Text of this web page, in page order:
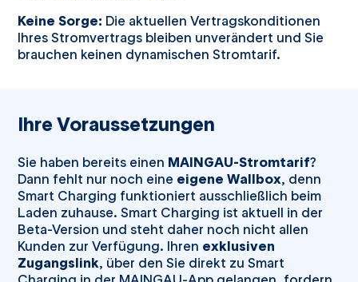
Keine Sorge: Die aktuellen Vertragskonditionen
Ihres Stromvertrags bleiben unverändert und Sie
brauchen keinen dynamischen Stromtarif.
Ihre Voraussetzungen
Sie haben bereits einen MAINGAU-Stromtarif?
Dann fehlt nur noch eine eigene Wallbox, denn
Smart Charging funktioniert ausschließlich beim
Laden zuhause. Smart Charging ist aktuell in der
Beta-Version und steht daher noch nicht allen
Kunden zur Verfügung. Ihren exklusiven
Zugangslink, über den Sie direkt zu Smart